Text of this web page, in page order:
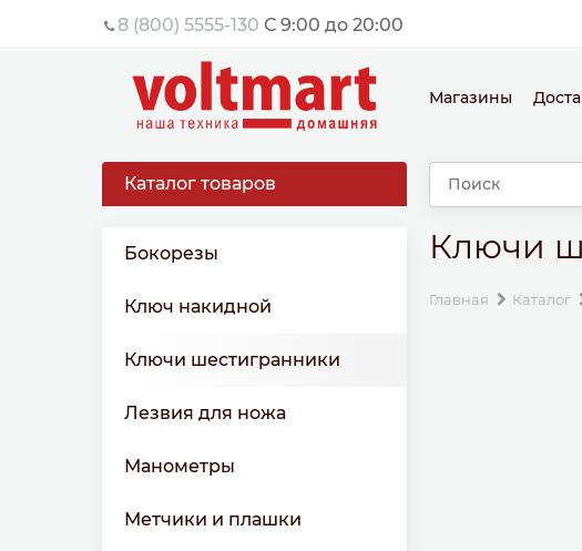
8 (800) 5555-130 С 9:00 до 20:00
Магазины
Каталог товаров
Бокорезы
Ключ накидной
Ключи шестигранники
Лезвия для ножа
Манометры
Метчики и плашки
Ключи
Главная Каталог